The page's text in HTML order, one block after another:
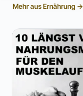
Mehr aus Ernährung →